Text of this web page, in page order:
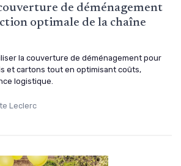
de déménagement
optimale de la chaîne
la couverture de déménagement pour
et cartons tout en optimisant coûts,
logistique.
Leclerc